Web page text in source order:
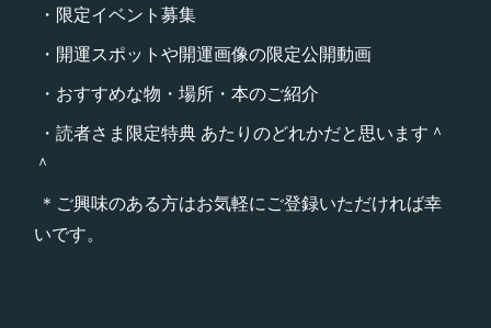
・限定イベント募集
・開運スポットや開運画像の限定公開動画
・おすすめな物・場所・本のご紹介
・読者さま限定特典 あたりのどれかだと思います＾
＾
＊ご興味のある方はお気軽にご登録いただければ幸
いです。